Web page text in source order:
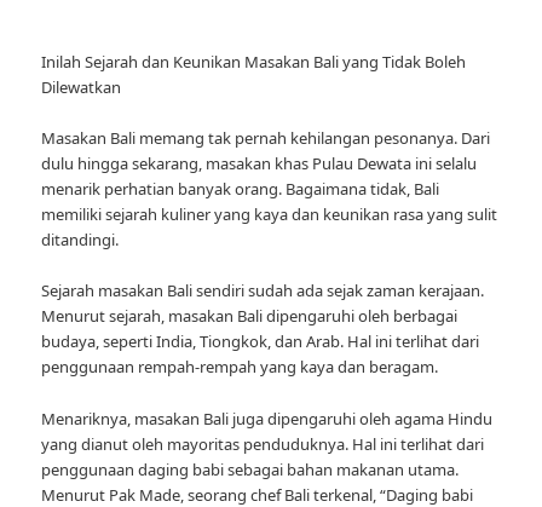
Inilah Sejarah dan Keunikan Masakan Bali yang Tidak Boleh
Dilewatkan
Masakan Bali memang tak pernah kehilangan pesonanya. Dari
dulu hingga sekarang, masakan khas Pulau Dewata ini selalu
menarik perhatian banyak orang. Bagaimana tidak, Bali
memiliki sejarah kuliner yang kaya dan keunikan rasa yang sulit
ditandingi.
Sejarah masakan Bali sendiri sudah ada sejak zaman kerajaan.
Menurut sejarah, masakan Bali dipengaruhi oleh berbagai
budaya, seperti India, Tiongkok, dan Arab. Hal ini terlihat dari
penggunaan rempah-rempah yang kaya dan beragam.
Menariknya, masakan Bali juga dipengaruhi oleh agama Hindu
yang dianut oleh mayoritas penduduknya. Hal ini terlihat dari
penggunaan daging babi sebagai bahan makanan utama.
Menurut Pak Made, seorang chef Bali terkenal, “Daging babi